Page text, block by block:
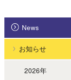
News
お知らせ
2026年